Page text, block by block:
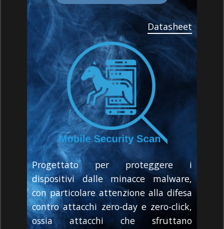
Datasheet​
​Progettato per proteggere i
dispositivi dalle minacce malware,
con particolare attenzione alla difesa
contro attacchi zero-day e zero-click,
ossia attacchi che sfruttano